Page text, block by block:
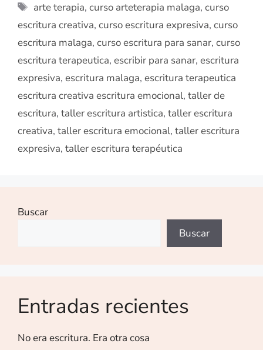
arte terapia,curso arteterapia malaga,curso
escritura creativa, curso escritura expresiva, curso
escritura malaga, curso escritura para sanar, curso
escritura terapeutica, escribir para sanar, escritura
expresiva, escritura malaga, escritura terapeutica
escritura creativa escritura emocional, taller de
escritura, taller escritura artistica, taller escritura
creativa, taller escritura emocional, taller escritura
expresiva, taller escritura terapéutica
Buscar
Buscar
Entradas recientes
No era escritura. Era otra cosa